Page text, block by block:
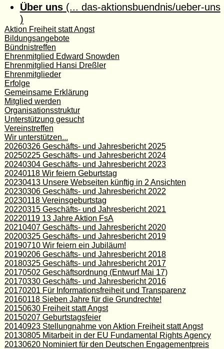
Über uns(... das-aktionsbuendnis/ueber-uns
)
Aktion Freiheit statt Angst
Bildungsangebote
Bündnistreffen
Ehrenmitglied Edward Snowden
Ehrenmitglied Hansi Dreßler
Ehrenmitglieder
Erfolge
Gemeinsame Erklärung
Mitglied werden
Organisationsstruktur
Unterstützung gesucht
Vereinstreffen
Wir unterstützen...
20260326 Geschäfts- und Jahresbericht 2025
20250225 Geschäfts- und Jahresbericht 2024
20240304 Geschäfts- und Jahresbericht 2023
20240118 Wir feiern Geburtstag
20230413 Unsere Webseiten künftig in 2 Ansichten
20230306 Geschäfts- und Jahresbericht 2022
20230118 Vereinsgeburtstag
20220315 Geschäfts- und Jahresbericht 2021
20220119 13 Jahre Aktion FsA
20210407 Geschäfts- und Jahresbericht 2020
20200325 Geschäfts- und Jahresbericht 2019
20190710 Wir feiern ein Jubiläum!
20190206 Geschäfts- und Jahresbericht 2018
20180325 Geschäfts- und Jahresbericht 2017
20170502 Geschäftsordnung (Entwurf Mai 17)
20170330 Geschäfts- und Jahresbericht 2016
20170201 Für Informationsfreiheit und Transparenz
20160118 Sieben Jahre für die Grundrechte!
20150630 Freiheit statt Angst
20150207 Geburtstagsfeier
20140923 Stellungnahme von Aktion Freiheit statt Angst
20130805 Mitarbeit in der EU Fundamental Rights Agency
20130620 Nominiert für den Deutschen Engagementpreis